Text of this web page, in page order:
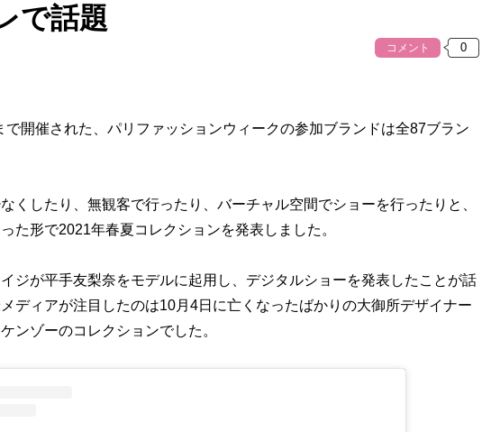
で話題
コメント
開催された、パリファッションウィークの参加ブランドは全87ブラン
くしたり、無観客で行ったり、バーチャル空間でショーを行ったりと、
た形で2021年春夏コレクションを発表しました。
ジが平手友梨奈をモデルに起用し、デジタルショーを発表したことが話
ディアが注目したのは10月4日に亡くなったばかりの大御所デザイナー
ンゾーのコレクションでした。